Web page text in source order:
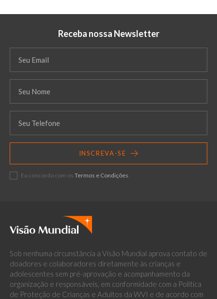
Receba nossa Newsletter
INSCREVA-SE
Eu concordo com os Termos e Condições
Sob nenhuma circunstância a Visão Mundial aprova contato de
doadores e colaboradores diretamente às crianças e
adolescentes sem pré-aprovação e acompanhamento da
organização e responsáveis, em conformidade com a Política
de Proteção de Crianças e Adultos da WVI e de acordo com